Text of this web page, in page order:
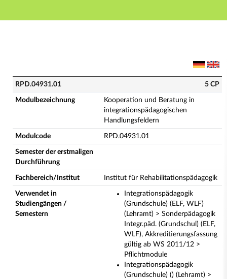
Hauptnavigation
RPD.04931.01 - Kooperation und Beratung in
RPD.04931.01 5 CP
Modulbezeichnung
Kooperation und Beratung in
integrationspädagogischen
Handlungsfeldern
Modulcode RPD.04931.01
Semester der erstmaligen
Durchführung
Fachbereich/Institut Institut für Rehabilitationspädagogik
Verwendet in
Studiengängen /
Semestern
Integrationspädagogik
(Grundschule) (ELF, WLF)
(Lehramt) > Sonderpädagogik
Integr.päd. (Grundschul) (ELF,
WLF), Akkreditierungsfassung
gültig ab WS 2011/12 >
Pflichtmodule
Integrationspädagogik
(Grundschule) () (Lehramt) >